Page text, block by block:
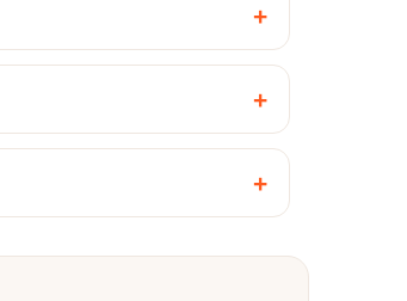
+
+
+